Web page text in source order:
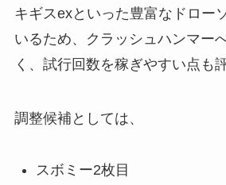
キギスexといった豊富なドロー
いるため、クラッシュハンマー
く、試行回数を稼ぎやすい点も
調整候補としては、
スボミー2枚目